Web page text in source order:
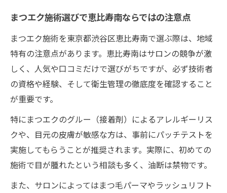
まつエク施術選びで恵比寿南ならではの注意点
まつエク施術を東京都渋谷区恵比寿南で選ぶ際は、地域
特有の注意点があります。恵比寿南はサロンの競争が激
しく、人気や口コミだけで選びがちですが、必ず技術者
の資格や経験、そして衛生管理の徹底度を確認すること
が重要です。
特にまつエクのグルー（接着剤）によるアレルギーリス
クや、目元の皮膚が敏感な方は、事前にパッチテストを
実施してもらうことが推奨されます。実際に、初めての
施術で目が腫れたという相談も多く、油断は禁物です。
また、サロンによってはまつ毛パーマやラッシュリフト